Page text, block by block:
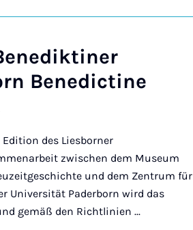
Benedictine
des Liesborner
zwischen dem Museum
und dem Zentrum für
Universität Paderborn wird das
gemäß den Richtlinien ...